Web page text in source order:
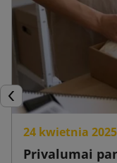
Ankstesnis
24 kwietnia 2025
Privalumai